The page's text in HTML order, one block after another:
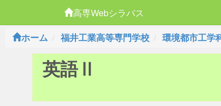
高専Webシラバス
ホーム
福井工業高等専門学校 環境都市工学
英語Ⅱ